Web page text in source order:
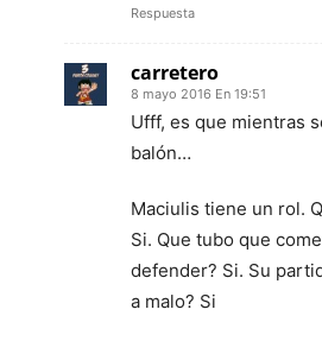
Respuesta
carretero
8 mayo 2016 En 19:51
Ufff, es que mientras
balón…
Maciulis tiene un rol.
Si. Que tubo que
defender? Si. Su
a malo? Si